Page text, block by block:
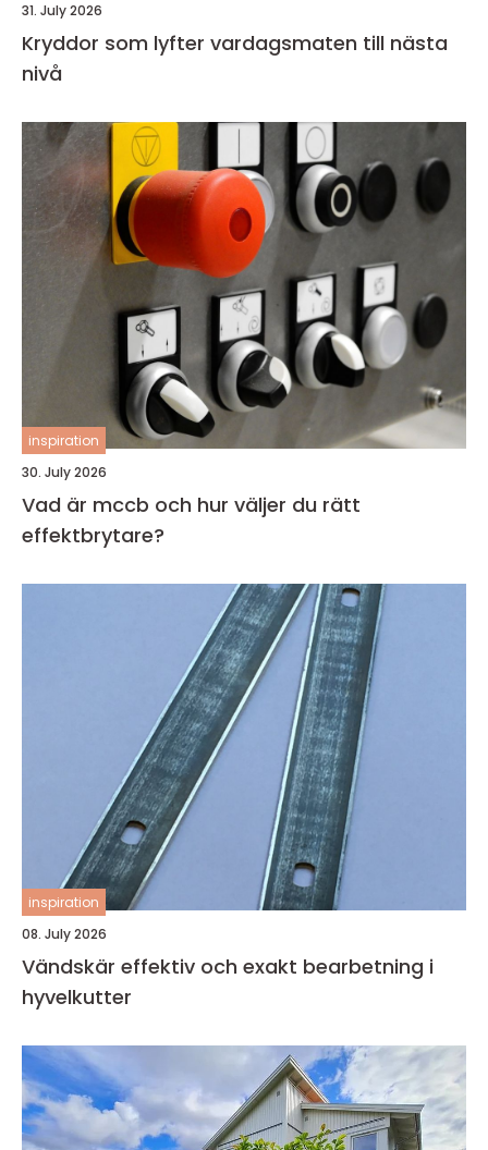
31. July 2026
Kryddor som lyfter vardagsmaten till nästa
nivå
inspiration
30. July 2026
Vad är mccb och hur väljer du rätt
effektbrytare?
inspiration
08. July 2026
Vändskär effektiv och exakt bearbetning i
hyvelkutter